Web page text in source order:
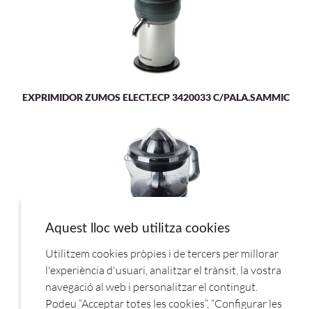
EXPRIMIDOR ZUMOS ELECT.ECP 3420033 C/PALA.SAMMIC
EXPRIMIDOR HOGAR EX421.JATA
Aquest lloc web utilitza cookies
Utilitzem cookies pròpies i de tercers per millorar
l'experiència d'usuari, analitzar el trànsit, la vostra
navegació al web i personalitzar el contingut.
Podeu “Acceptar totes les cookies”, “Configurar les